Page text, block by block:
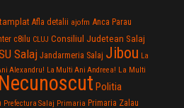
Afla detalii ajofm Anca Parau
c8ilu CLUJ Consiliul Judetean Salaj
Salaj Jandarmeria Salaj Jibou La
Alexandru! La Multi Ani Andreea! La Multi
Necunoscut Politia
Prefectura Salaj Primaria Primaria Zalau